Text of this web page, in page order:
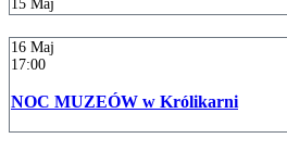
15 Maj
16 Maj
17:00
NOC MUZEÓW w Królikarni